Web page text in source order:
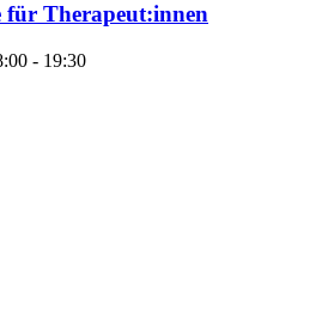
für Therapeut:innen
- 19:30